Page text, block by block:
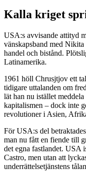
Kalla kriget
USA:s avvisande attityd
vänskapsband med
handel och bistånd.
Latinamerika.
1961 höll Chrusjtjov ett
tidigare uttalanden om
lät han nu istället meddela
kapitalismen – dock inte
revolutioner i Asien,
För USA:s del
man nu fått en fiende till
det egna fastlandet. USA
Castro, men utan att
underrättelsetjänstens